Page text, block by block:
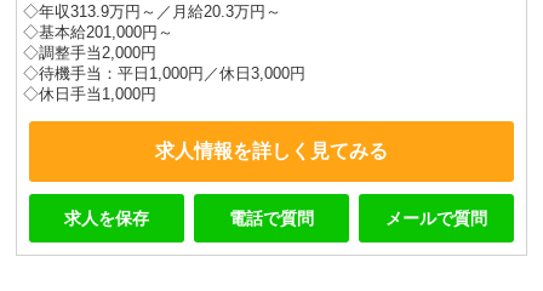
◇年収313.9万円～／月給20.3万円～
◇基本給201,000円～
◇調整手当2,000円
◇待機手当：平日1,000円／休日3,000円
◇休日手当1,000円
求人情報を詳しく見てみる
求人を保存 電話で質問 メールで質問